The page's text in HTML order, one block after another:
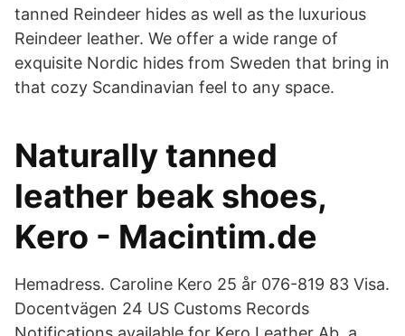
tanned Reindeer hides as well as the luxurious
Reindeer leather. We offer a wide range of
exquisite Nordic hides from Sweden that bring in
that cozy Scandinavian feel to any space.
Naturally tanned
leather beak shoes,
Kero - Macintim.de
Hemadress. Caroline Kero 25 år 076-819 83 Visa.
Docentvägen 24 US Customs Records